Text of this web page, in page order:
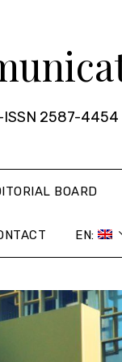
ISSN 2587-4454
BOARD
EN: